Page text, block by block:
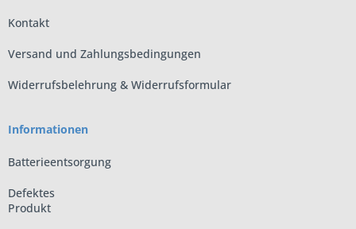
Kontakt
Versand und Zahlungsbedingungen
Widerrufsbelehrung & Widerrufsformular
Informationen
Batterieentsorgung
Defektes
Produkt